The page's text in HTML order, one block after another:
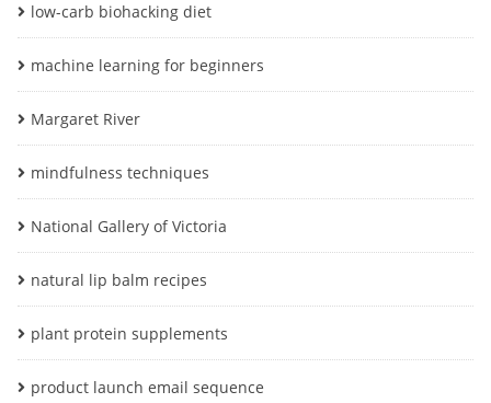
low-carb biohacking diet
machine learning for beginners
Margaret River
mindfulness techniques
National Gallery of Victoria
natural lip balm recipes
plant protein supplements
product launch email sequence